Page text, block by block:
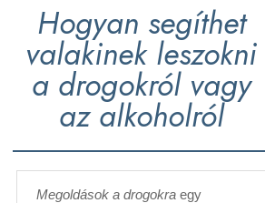
Hogyan segíthet
valakinek leszokni
a drogokról vagy
az alkoholról
Megoldások a drogokra egy